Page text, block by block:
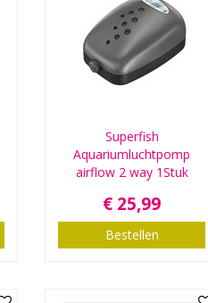
Superfish
Aquariumluchtpomp
airflow 2 way 1Stuk
€ 25,99
Bestellen